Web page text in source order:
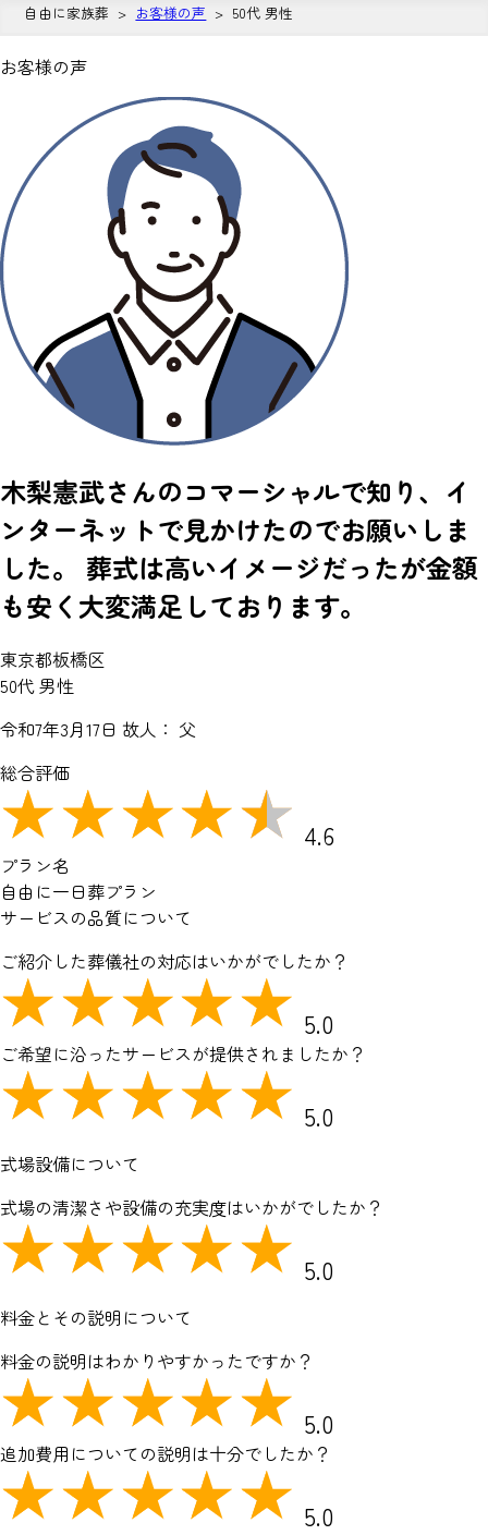
自由に家族葬 お客様の声 50代 男性
お客様の声
木梨憲武さんのコマーシャルで知り、イ
ンターネットで見かけたのでお願いしま
した。 葬式は高いイメージだったが金額
も安く大変満足しております。
東京都板橋区
50代 男性
令和7年3月17日 故人： 父
総合評価
4.6
プラン名
自由に一日葬プラン
サービスの品質について
ご紹介した葬儀社の対応はいかがでしたか？
5.0
ご希望に沿ったサービスが提供されましたか？
5.0
式場設備について
式場の清潔さや設備の充実度はいかがでしたか？
5.0
料金とその説明について
料金の説明はわかりやすかったですか？
5.0
追加費用についての説明は十分でしたか？
5.0